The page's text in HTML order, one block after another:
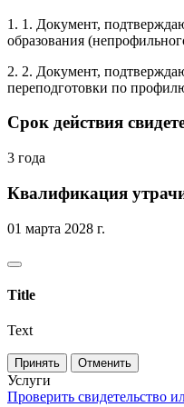
1. 1. Документ,
образования
2. 2. Документ,
переподготовки по
Срок действия
3 года
Квалификация
01 марта 2028 г.
Title
Text
Принять Отменить
Услуги
Проверить свидетельство